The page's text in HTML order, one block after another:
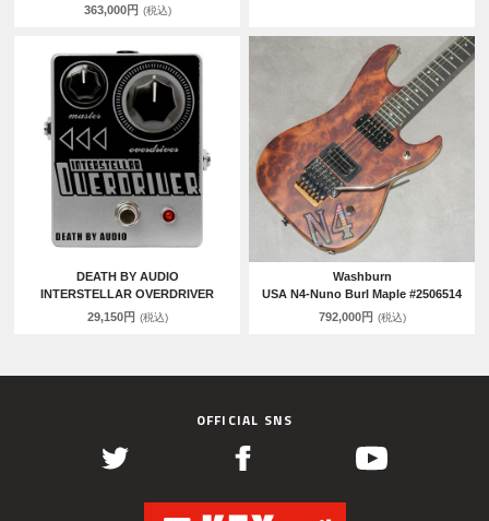
363,000円 (税込)
DEATH BY AUDIO
INTERSTELLAR OVERDRIVER
29,150円 (税込)
Washburn
USA N4-Nuno Burl Maple #2506514
792,000円 (税込)
OFFICIAL SNS